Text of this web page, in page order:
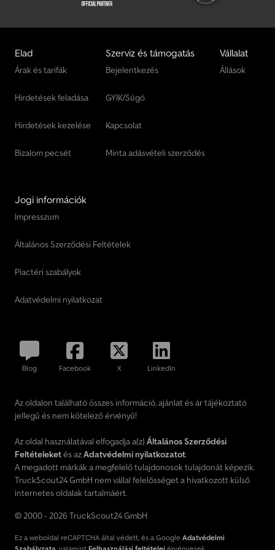
Elad
Árak és tarifák
Hirdetések feladása
Hirdetések kezelése
Bizalom pecsét
Szerviz és támogatás
Bejelentkezés
GYIK/Súgó
Kapcsolat
Minta adásvételi szerződés
Vállalat
Állások
Jogi információk
Impresszum
Általános Szerződési Feltételek
Piactéri szabályok
Adatvédelmi nyilatkozat
Blog Facebook X LinkedIn
Az oldalon található összes információ, ajánlat és ár tájékoztató
jellegű és nem kötelező érvényű!
Az oldal használatával elfogadja a(z) Általános Szerződési
Feltételeketés azAdatvédelmi nyilatkozatot.
A megadott márkák a megfelelő tulajdonosok tulajdonát képezik.
TruckScout24 GmbH nem vállal felelősséget a hivatkozott külső
internetes oldalak tartalmáért.
© 2000 - 2026 TruckScout24 GmbH
Ez a weboldal reCAPTCHA által védett, és a Google Adatvédelmi